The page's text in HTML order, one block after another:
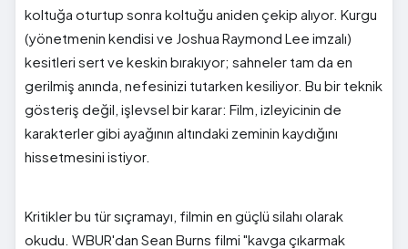
koltuğa oturtup sonra koltuğu aniden çekip alıyor. Kurgu
(yönetmenin kendisi ve Joshua Raymond Lee imzalı)
kesitleri sert ve keskin bırakıyor; sahneler tam da en
gerilmiş anında, nefesinizi tutarken kesiliyor. Bu bir teknik
gösteriş değil, işlevsel bir karar: Film, izleyicinin de
karakterler gibi ayağının altındaki zeminin kaydığını
hissetmesini istiyor.
Kritikler bu tür sıçramayı, filmin en güçlü silahı olarak
okudu. WBUR'dan Sean Burns filmi "kavga çıkarmak